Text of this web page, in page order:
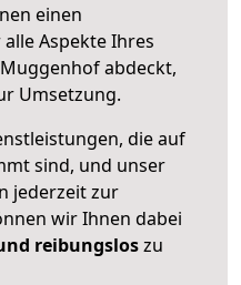
einen
Aspekte Ihres
abdeckt,
Umsetzung.
die auf
sind, und unser
jederzeit zur
wir Ihnen dabei
reibungsloszu